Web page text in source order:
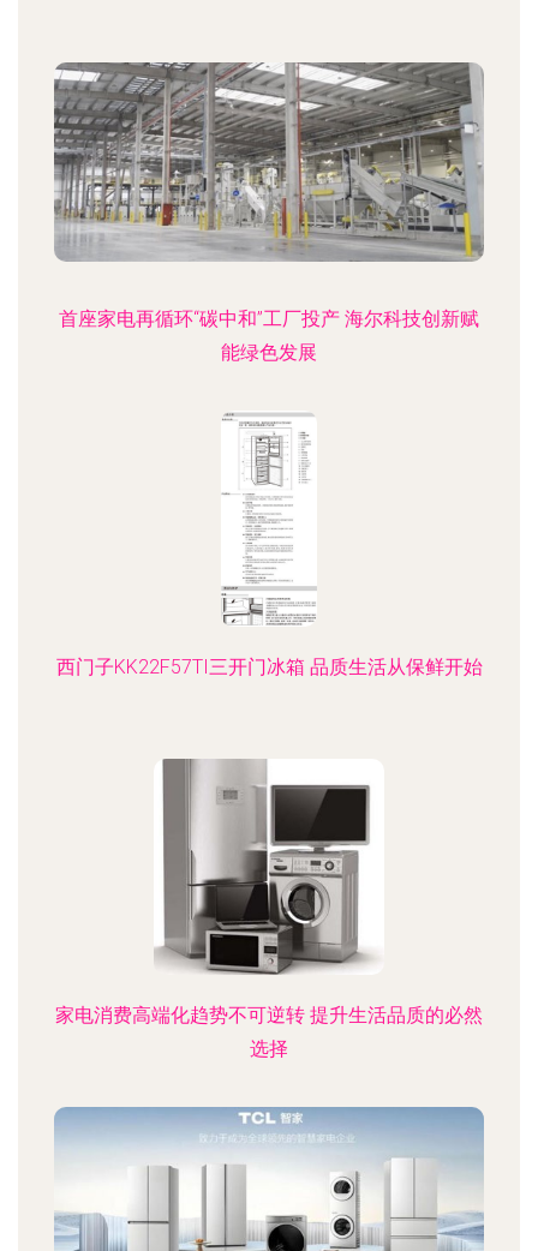
首座家电再循环“碳中和”工厂投产 海尔科技创新赋
能绿色发展
西门子KK22F57TI三开门冰箱 品质生活从保鲜开始
家电消费高端化趋势不可逆转 提升生活品质的必然
选择